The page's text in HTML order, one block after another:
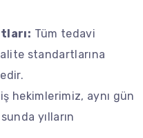
Tüm tedavi
standartlarına
hekimlerimiz, aynı gün
yılların